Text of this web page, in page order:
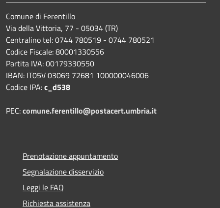
Comune di Ferentillo
Via della Vittoria, 77 - 05034 (TR)
Centralino tel: 0744 780519 - 0744 780521
Codice Fiscale: 80001330556
Partita IVA: 00179330550
IBAN: IT05V 03069 72681 100000046006
Codice IPA:c_d538
PEC:comune.ferentillo@postacert.umbria.it
Prenotazione appuntamento
Segnalazione disservizio
Leggi le FAQ
Richiesta assistenza